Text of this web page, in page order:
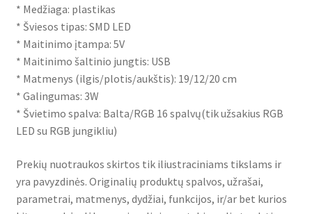
* Medžiaga: plastikas
* Šviesos tipas: SMD LED
* Maitinimo įtampa: 5V
* Maitinimo šaltinio jungtis: USB
* Matmenys (ilgis/plotis/aukštis): 19/12/20 cm
* Galingumas: 3W
* Švietimo spalva: Balta/RGB 16 spalvų(tik užsakius RGB
LED su RGB jungikliu)
Prekių nuotraukos skirtos tik iliustraciniams tikslams ir
yra pavyzdinės. Originalių produktų spalvos, užrašai,
parametrai, matmenys, dydžiai, funkcijos, ir/ar bet kurios